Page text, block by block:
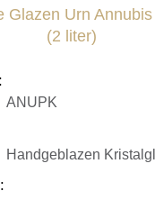
:
ANUPK
Handgeblazen
: